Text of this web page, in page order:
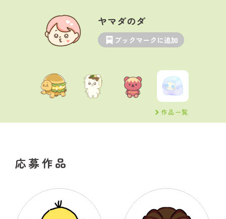
ヤマダのダ
ブックマークに追加
作品一覧
応募作品